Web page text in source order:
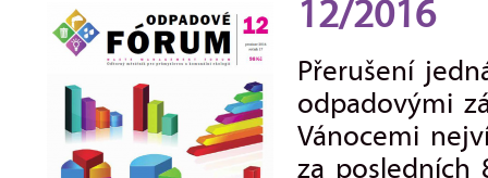
12/2016
Přerušení
odpadovými
Vánocemi
za posledních